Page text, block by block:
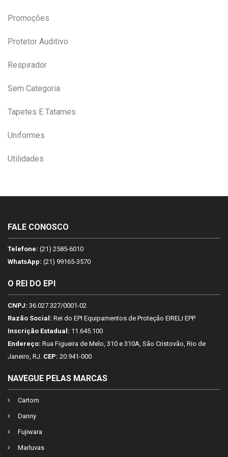
Promoções
Protetor Auditivo
Respirador
Sem Categoria
Tapetes E Tatames
Uniformes
Utilidades
FALE CONOSCO
Telefone: (21) 2585-6010
WhatsApp: (21) 99165-3570
O REI DO EPI
CNPJ: 36.027.327/0001-02
Razão Social: Rei do EPI Equipamentos de Proteção EIRELI EPP
Inscrição Estadual: 11.645.100
Endereço: Rua Figueira de Melo, 310 e 310A, São Cristovão, Rio de
Janeiro, RJ. CEP: 20.941-000
NAVEGUE PELAS MARCAS
Cartom
Danny
Fujiwara
Marluvas